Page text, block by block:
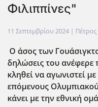
Φιλιππίνες"
11 Σεπτεμβρίου 2024 |
Ο άσος των
δηλώσεις του
κληθεί να αγωνιστεί
επόμενους
κάνει με την εθνική